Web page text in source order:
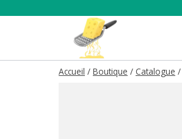
Accueil / Boutique / Catalogue /